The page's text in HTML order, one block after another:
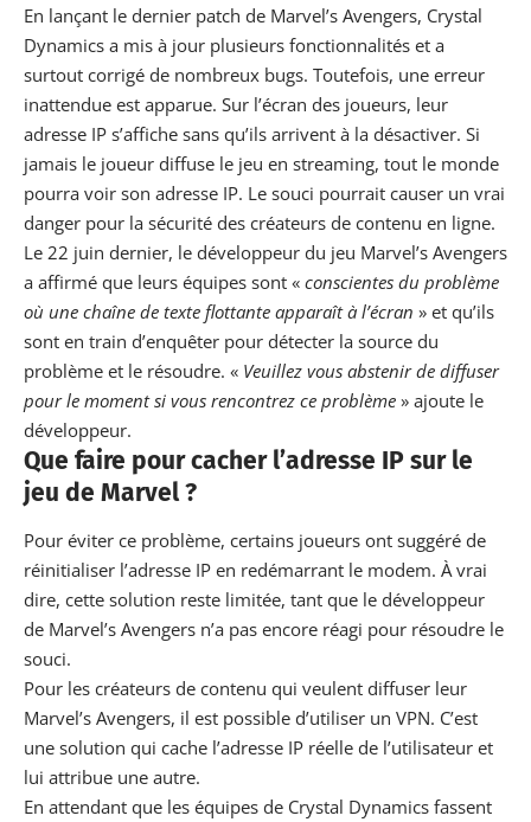
En lançant le dernier patch de Marvel’s Avengers, Crystal
Dynamics a mis à jour plusieurs fonctionnalités et a
surtout corrigé de nombreux bugs. Toutefois, une erreur
inattendue est apparue. Sur l’écran des joueurs, leur
adresse IP s’affiche sans qu’ils arrivent à la désactiver. Si
jamais le joueur diffuse le jeu en streaming, tout le monde
pourra voir son adresse IP. Le souci pourrait causer un vrai
danger pour la sécurité des créateurs de contenu en ligne.
Le 22 juin dernier, le développeur du jeu Marvel’s Avengers
a affirmé que leurs équipes sont « conscientes du problème
où une chaîne de texte flottante apparaît à l’écran » et qu’ils
sont en train d’enquêter pour détecter la source du
problème et le résoudre. « Veuillez vous abstenir de diffuser
pour le moment si vous rencontrez ce problème » ajoute le
développeur.
Que faire pour cacher l’adresse IP sur le
jeu de Marvel ?
Pour éviter ce problème, certains joueurs ont suggéré de
réinitialiser l’adresse IP en redémarrant le modem. À vrai
dire, cette solution reste limitée, tant que le développeur
de Marvel’s Avengers n’a pas encore réagi pour résoudre le
souci.
Pour les créateurs de contenu qui veulent diffuser leur
Marvel’s Avengers, il est possible d’utiliser un VPN. C’est
une solution qui cache l’adresse IP réelle de l’utilisateur et
lui attribue une autre.
En attendant que les équipes de Crystal Dynamics fassent